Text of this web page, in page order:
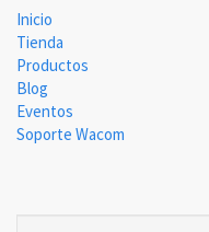
Inicio
Tienda
Productos
Blog
Eventos
Soporte Wacom